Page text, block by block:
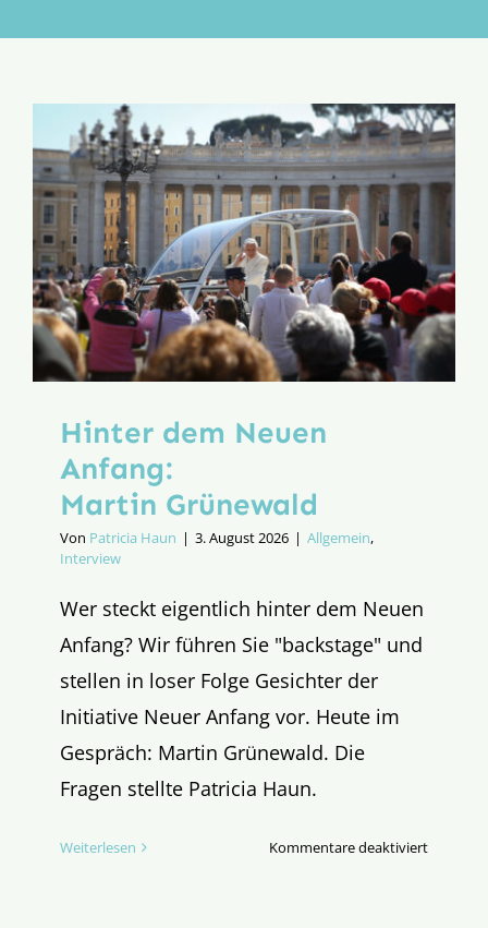
Aktion
Hinter dem Neuen
Anfang:
Martin Grünewald
Von Patricia Haun | 3. August 2026 | Allgemein,
Interview
Wer steckt eigentlich hinter dem Neuen
Anfang? Wir führen Sie "backstage" und
stellen in loser Folge Gesichter der
Initiative Neuer Anfang vor. Heute im
Gespräch: Martin Grünewald. Die
Fragen stellte Patricia Haun.
Weiterlesen Kommentare deaktiviertfür